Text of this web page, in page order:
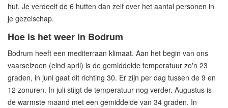
hut. Je verdeelt de 6 hutten dan zelf over het aantal personen in
je gezelschap.
Hoe is het weer in Bodrum
Bodrum heeft een mediterraan klimaat. Aan het begin van ons
vaarseizoen (eind april) is de gemiddelde temperatuur zo'n 23
graden, in juni gaat dit richting 30. Er zijn per dag tussen de 9 en
12 zonuren. In juli stijgt de temperatuur nog verder. Augustus is
de warmste maand met een gemiddelde van 34 graden. In